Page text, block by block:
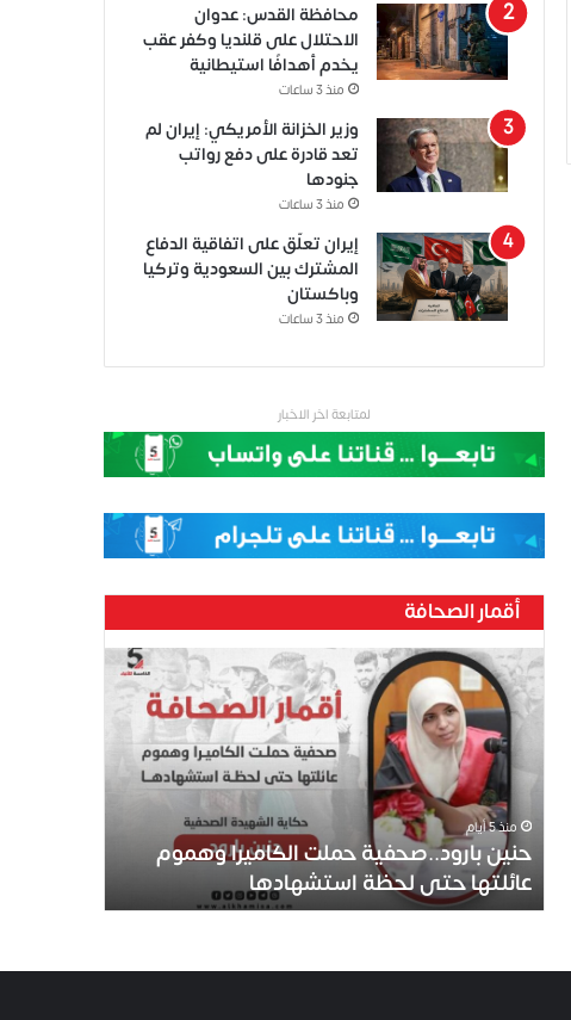
محافظة القدس: عدوان
الاحتلال على قلنديا وكفر عقب
يخدم أهدافًا استيطانية
منذ 3 ساعات
وزير الخزانة الأمريكي: إيران لم
تعد قادرة على دفع رواتب
جنودها
منذ 3 ساعات
إيران تعلّق على اتفاقية الدفاع
المشترك بين السعودية وتركيا
وباكستان
منذ 3 ساعات
لمتابعة اخر الاخبار
أقمار الصحافة
ح
ن
.
منذ 5 أيام
حنين بارود..صحفية حملت الكاميرا وهموم
عائلتها حتى لحظة استشهادها